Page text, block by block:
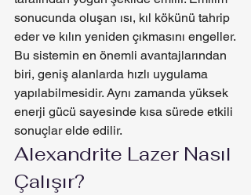
sonucunda oluşan ısı, kıl kökünü tahrip
eder ve kılın yeniden çıkmasını engeller.
Bu sistemin en önemli avantajlarından
biri, geniş alanlarda hızlı uygulama
yapılabilmesidir. Aynı zamanda yüksek
enerji gücü sayesinde kısa sürede etkili
sonuçlar elde edilir.
Alexandrite Lazer Nasıl
Çalışır?